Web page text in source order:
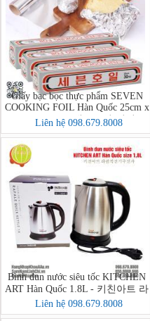
Giấy bạc bọc thực phẩm SEVEN
COOKING FOIL Hàn Quốc 25cm x
30 lá = 12m - 세븐호일(명진)
25cm x 30호
Liên hệ 098.679.8008
Bình đun nước siêu tốc KITCHEN
ART Hàn Quốc 1.8L - 키친아트 라
팔퀵전기주전자
Liên hệ 098.679.8008